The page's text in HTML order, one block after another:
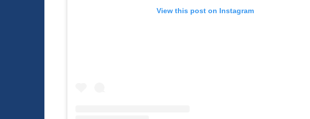
View this post on Instagram